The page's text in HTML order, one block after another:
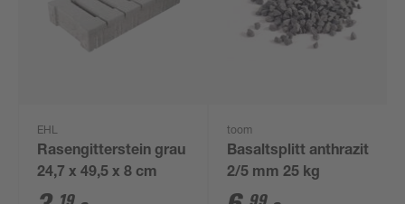
EHL
Rasengitterstein grau
24,7 x 49,5 x 8 cm
toom
Basaltsplitt anthrazit
2/5 mm 25 kg